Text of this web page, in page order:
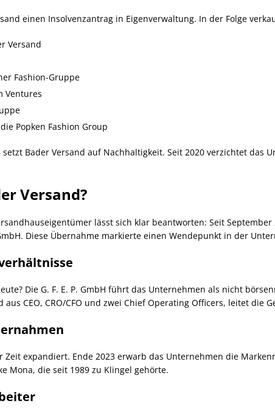
einen Insolvenzantrag in Eigenverwaltung. In der Folge
Versand
Fashion-Gruppe
Ventures
Popken Fashion Group
Bader Versand auf Nachhaltigkeit. Seit 2020 verzichtet das
Versand?
lässt sich klar beantworten: Seit
Diese Übernahme markierte einen Wendepunkt in der
Die G. F. E. P. GmbH führt das Unternehmen als nicht
CEO, CRO/CFO und zwei Chief Operating Officers, leitet die
Zeit expandiert. Ende 2023 erwarb das Unternehmen die
Mona, die seit 1989 zu Klingel gehörte.